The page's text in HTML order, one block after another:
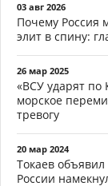
03 авг 2026
Почему Россия
элит в спину:
26 мар 2025
«ВСУ ударят
морское
тревогу
20 мар 2024
Токаев
России